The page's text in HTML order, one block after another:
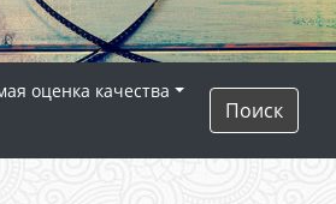
оценка качества
Поиск